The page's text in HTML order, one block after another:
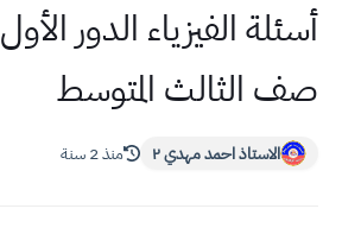
صف الثالث المتوسط
الاستاذ احمد مهدي ٢ منذ 2 سنة